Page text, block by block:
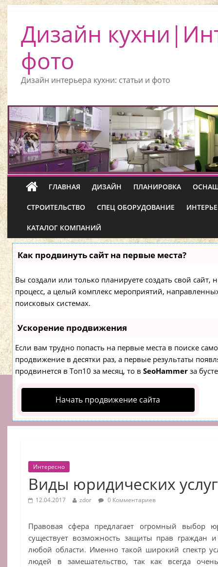
Дизайн
фото
Дизайн интерьера кухни: статьи и фото
ГЛАВНАЯ ДИЗАЙН ПЛАНИРОВКА
СТРОИТЕЛЬСТВО СПЕЦ ОБОРУДОВАНИЕ
КАТАЛОГ КОМПАНИЙ
Как продвинуть сайт на первые места?
Вы создали или только планируете создать свой сайт,
процесс, а целый комплекс мероприятий,
поисковых системах.
Ускорение продвижения
Если вам трудно попасть на первые места в поиске
продвижение в десятки раз, а первые результаты
продвинется в Топ10 за месяц, то в SeoHammerза
Начать продвижение сайта
Интересно
Виды юридических услуг
12.04.2017 zdor 0 Комментариев
Правовая сфера предлагает огромный выбор
существует возможность защиты прав граждан
любой области. Именно такой широкий спектр
людей в замешательство, так как всегда